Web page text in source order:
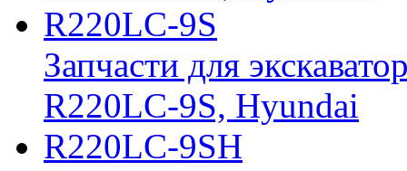
R220LC-9S
Запчасти для
R220LC-9S, Hyundai
R220LC-9SH